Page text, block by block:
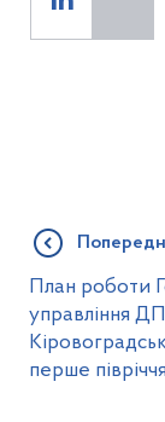
План роботи
управління
перше